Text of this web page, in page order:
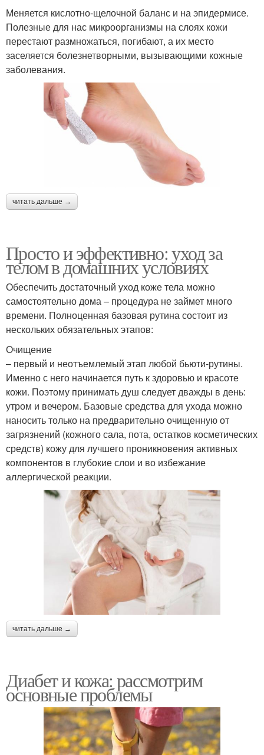
Меняется кислотно-щелочной баланс и на эпидермисе.
Полезные для нас микроорганизмы на слоях кожи
перестают размножаться, погибают, а их место
заселяется болезнетворными, вызывающими кожные
заболевания.
читать дальше →
Просто и эффективно: уход за
телом в домашних условиях
Обеспечить достаточный уход коже тела можно
самостоятельно дома – процедура не займет много
времени. Полноценная базовая рутина состоит из
нескольких обязательных этапов:
Очищение
– первый и неотъемлемый этап любой бьюти-рутины.
Именно с него начинается путь к здоровью и красоте
кожи. Поэтому принимать душ следует дважды в день:
утром и вечером. Базовые средства для ухода можно
наносить только на предварительно очищенную от
загрязнений (кожного сала, пота, остатков косметических
средств) кожу для лучшего проникновения активных
компонентов в глубокие слои и во избежание
аллергической реакции.
читать дальше →
Диабет и кожа: рассмотрим
основные проблемы